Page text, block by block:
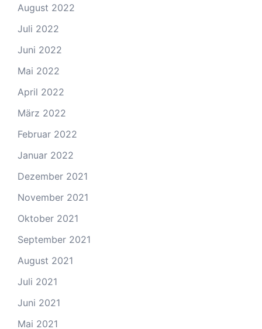
August 2022
Juli 2022
Juni 2022
Mai 2022
April 2022
März 2022
Februar 2022
Januar 2022
Dezember 2021
November 2021
Oktober 2021
September 2021
August 2021
Juli 2021
Juni 2021
Mai 2021